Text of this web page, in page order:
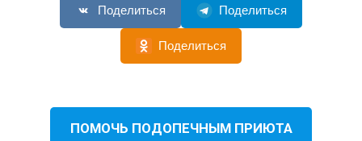
Поделиться Поделиться
Поделиться
ПОМОЧЬ ПОДОПЕЧНЫМ ПРИЮТА